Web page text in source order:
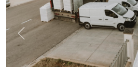
Previous